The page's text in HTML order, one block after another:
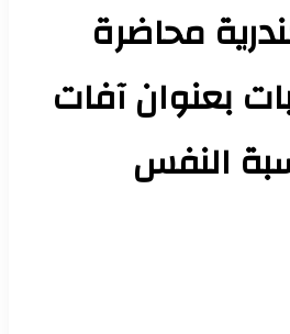
محاضرة
بعنوان آفات
النفس